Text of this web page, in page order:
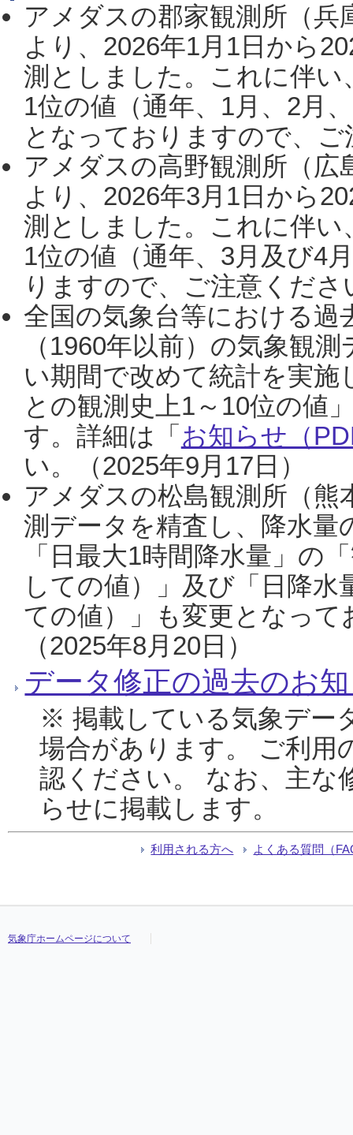
アメダスの郡家観測所（
より、2026年1月1日から
測としました。これに伴い
1位の値（通年、1月、2月
となっておりますので、
アメダスの高野観測所（
より、2026年3月1日から
測としました。これに伴い
1位の値（通年、3月及び4
りますので、ご注意くだ
全国の気象台等における過
（1960年以前）の気象観
い期間で改めて統計を実
との観測史上1～10位の値
す。詳細は「 お知らせ（
い。（2025年9月17日）
アメダスの松島観測所（熊
測データを精査し、降水
「日最大1時間降水量」の
しての値）」及び「日降
ての値）」も変更となっ
（2025年8月20日）
データ修正の過去のお
※ 掲載している気象デー
場合があります。 ご利用
認ください。 なお、主な
らせに掲載します。
利用される方へ よくある質問（
気象庁ホームページについて